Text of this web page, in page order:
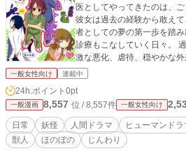
医としてやってきたのは、
彼女は過去の経験から敢え
者としての夢の第一歩を踏み出した。 人間は
診療もこなしていく日々。
激な悪化、虐待、穏やかな
療。 壁にぶつかりつつも、
く。 医師として、そして人として成長する中で芽生える思
い。そして忍び寄る病魔。
師としてどんな道を選ぶのか。 ※医療監修など、専門
ェックは入っておりません
と異なる部分があります。
一般女性向け 連載中
24h.ポイント 0pt
一般漫画 8,557 位 / 8,557件 一般女性向け
日常 妖怪 人間ドラマ ヒューマンドラ
獣人
ほのぼの じんわり